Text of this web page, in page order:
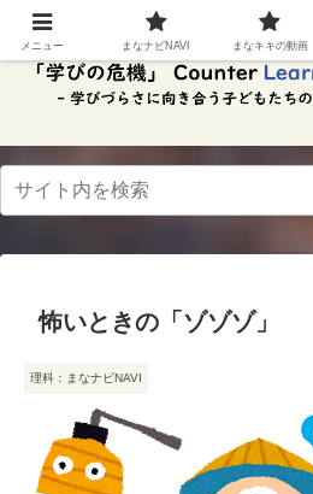
スク
リー
ンリ
ド。
この
ボタ
ンを
と、
リー
怖いときの「ゾゾゾ」
理科：まなナビNAVI
メニュー まなナビNAVI まなキキの動画